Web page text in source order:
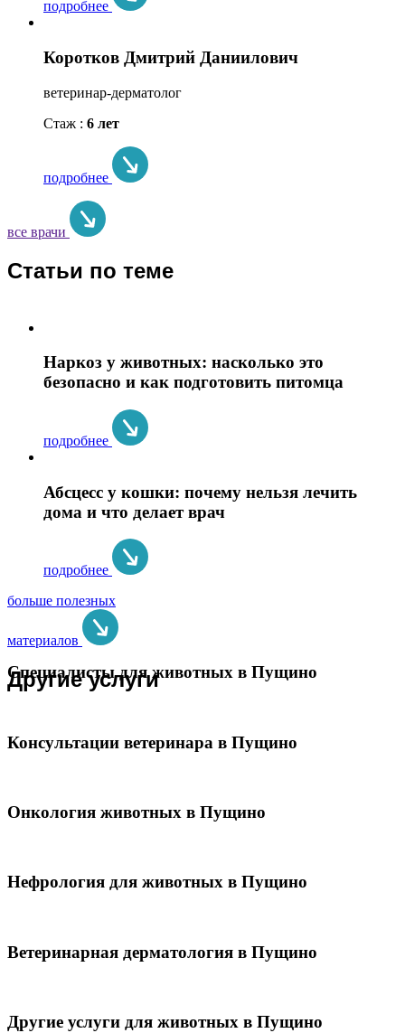
подробнее
Коротков Дмитрий Даниилович
ветеринар-дерматолог
Стаж : 6 лет
подробнее
все врачи
Статьи по теме
Наркоз у животных: насколько это
безопасно и как подготовить питомца
подробнее
Абсцесс у кошки: почему нельзя лечить
дома и что делает врач
подробнее
больше полезных
материалов
Другие услуги
Специалисты для животных в Пущино
Консультации ветеринара в Пущино
Онкология животных в Пущино
Нефрология для животных в Пущино
Ветеринарная дерматология в Пущино
Другие услуги для животных в Пущино